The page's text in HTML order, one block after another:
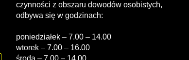
czynności z obszaru dowodów osobistych,
odbywa się w godzinach:
poniedziałek – 7.00 – 14.00
wtorek – 7.00 – 16.00
środa – 7.00 – 14.00